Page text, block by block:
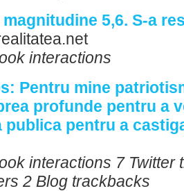
5,6. S-a
interactions
Pentru mine
profunde pentru a
publica pentru a
interactions 7 Twitter
2 Blog trackbacks